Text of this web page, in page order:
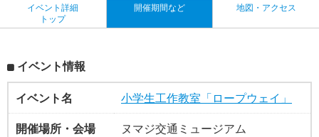
イベント詳細
トップ
開催期間など 地図・アクセス
イベント情報
イベント名
小学生工作教室「ロープウェイ」
開催場所・会場
ヌマジ交通ミュージアム